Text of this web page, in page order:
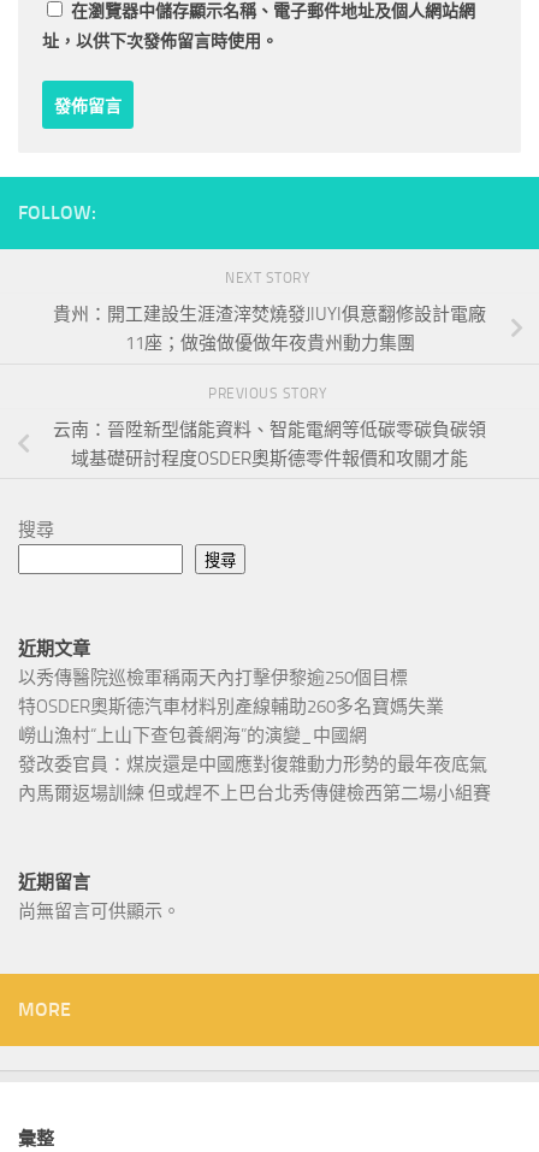
在瀏覽器中儲存顯示名稱、電子郵件地址及個人網站網
址，以供下次發佈留言時使用。
FOLLOW:
NEXT STORY
貴州：開工建設生涯渣滓焚燒發JIUYI俱意翻修設計電廠
11座；做強做優做年夜貴州動力集團
PREVIOUS STORY
云南：晉陞新型儲能資料、智能電網等低碳零碳負碳領
域基礎研討程度OSDER奧斯德零件報價和攻關才能
搜尋
搜尋
近期文章
以秀傳醫院巡檢軍稱兩天內打擊伊黎逾250個目標
特OSDER奧斯德汽車材料別產線輔助260多名寶媽失業
嶗山漁村“上山下查包養網海”的演變_中國網
發改委官員：煤炭還是中國應對復雜動力形勢的最年夜底氣
內馬爾返場訓練 但或趕不上巴台北秀傳健檢西第二場小組賽
近期留言
尚無留言可供顯示。
MORE
彙整